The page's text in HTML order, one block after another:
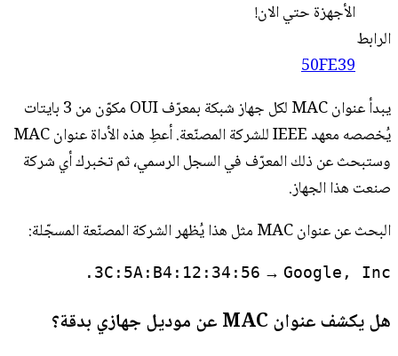
الأجهزة حتي الان!
الرابط
50FE39
يبدأ عنوان MAC لكل جهاز شبكة بمعرّف OUI مكوّن من 3 بايتات
يُخصصه معهد IEEE للشركة المصنّعة. أعطِ هذه الأداة عنوان MAC
وستبحث عن ذلك المعرّف في السجل الرسمي، ثم تخبرك أي شركة
صنعت هذا الجهاز.
البحث عن عنوان MAC مثل هذا يُظهر الشركة المصنّعة المسجّلة:
3C:5A:B4:12:34:56 → Google, Inc.
هل يكشف عنوان MAC عن موديل جهازي بدقة؟